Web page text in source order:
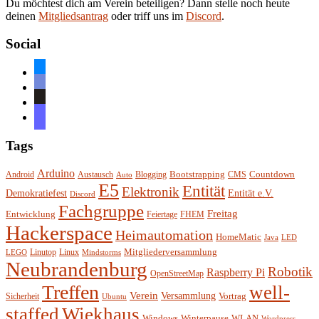
Du möchtest dich am Verein beteiligen? Dann stelle noch heute
deinen Mitgliedsantrag oder triff uns im Discord.
Social
Tags
Android Arduino Austausch Auto Blogging Bootstrapping CMS Countdown
Demokratiefest Discord E5 Elektronik Entität Entität e.V.
Entwicklung Fachgruppe Feiertage FHEM Freitag
Hackerspace Heimautomation HomeMatic Java LED
LEGO Linutop Linux Mindstorms Mitgliederversammlung
Neubrandenburg OpenStreetMap Raspberry Pi Robotik
Sicherheit Treffen Ubuntu Verein Versammlung Vortrag well-
staffed Wiekhaus